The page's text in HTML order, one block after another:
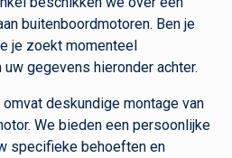
buitenboordmotoren. Ben je
je zoekt momenteel
gegevens hieronder achter.
deskundige montage van
We bieden een persoonlijke
specifieke behoeften en